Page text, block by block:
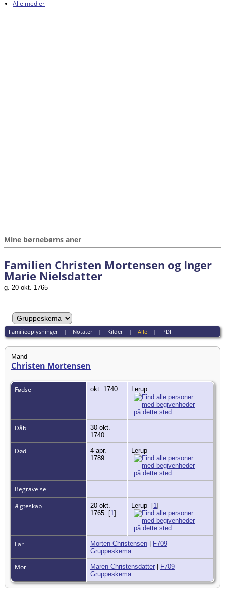
Alle medier
Mine børnebørns aner
Familien Christen Mortensen og Inger
Marie Nielsdatter
g. 20 okt. 1765
Familieoplysninger| Notater| Kilder| Alle| PDF
Mand
Christen Mortensen
Fødsel okt. 1740 Lerup
Dåb
30 okt.
1740
Død
4 apr.
1789
Lerup
Begravelse
Ægteskab
20 okt.
1765
[1]
Lerup [1]
Far Morten Christensen
F709
Gruppeskema
Mor Maren Christensdatter
F709
Gruppeskema